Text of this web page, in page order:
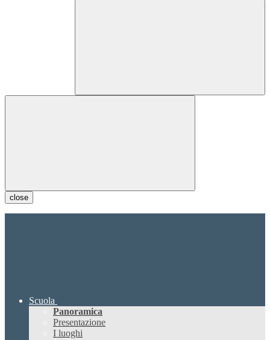
close
Scuola
Panoramica
Presentazione
I luoghi